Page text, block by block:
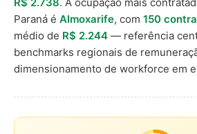
Paraná é Almoxarife, com 150
médio de R$ 2.244 — referência
benchmarks regionais de
dimensionamento de workforce em